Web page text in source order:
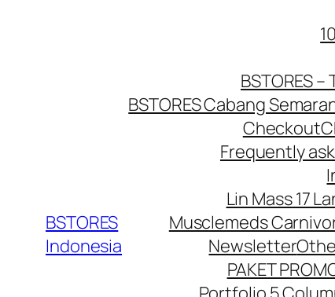
BSTORES
Indonesia
BSTORES
BSTORES Cabang
Checkout
Frequently
Lin Mass 17
Musclemeds
Newsletter
PAKET